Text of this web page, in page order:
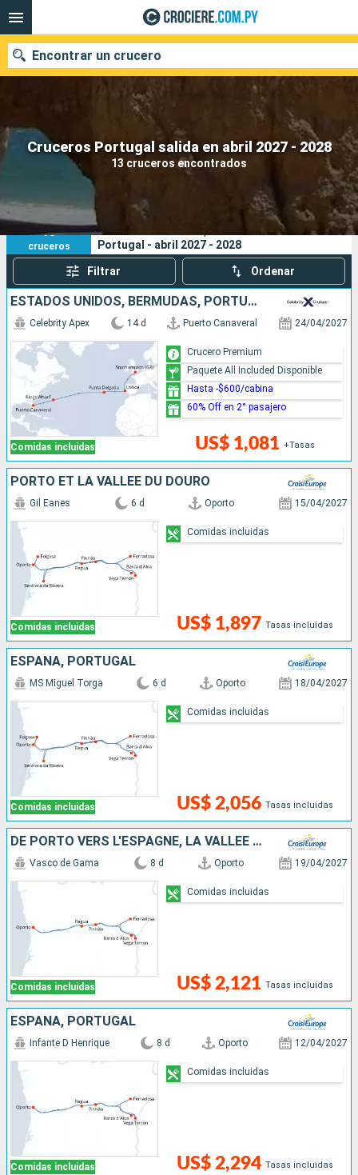
Cruceros Portugal salida en abril 2027 - 2028
13 cruceros encontrados
Encontrar un crucero
Nuestros destinos
Fecha de salida
Compañías
Buscar
13
cruceros
Sus criterios de búsqueda:
Portugal - abril 2027 - 2028
Filtrar Ordenar
ESTADOS UNIDOS, BERMUDAS, PORTUGAL, REINO UNIDO
Comidas incluidas
Celebrity Apex 14 d Puerto Canaveral 24/04/2027
US$ 1,081 +Tasas
Crucero Premium
Paquete All Included Disponible
Hasta -$600/cabina
60% Off en 2° pasajero
PORTO ET LA VALLÉE DU DOURO
Comidas incluidas
Gil Eanes 6 d Oporto 15/04/2027
US$ 1,897 Tasas incluidas
Comidas incluidas
ESPAÑA, PORTUGAL
Comidas incluidas
MS Miguel Torga 6 d Oporto 18/04/2027
US$ 2,056 Tasas incluidas
Comidas incluidas
DE PORTO VERS L'ESPAGNE, LA VALLÉE DU DOURO (PORTUGAL) ET SALAMANQUE (ESPAGNE)
Comidas incluidas
Vasco de Gama 8 d Oporto 19/04/2027
US$ 2,121 Tasas incluidas
Comidas incluidas
ESPAÑA, PORTUGAL
Comidas incluidas
Infante D Henrique 8 d Oporto 12/04/2027
US$ 2,294 Tasas incluidas
Comidas incluidas